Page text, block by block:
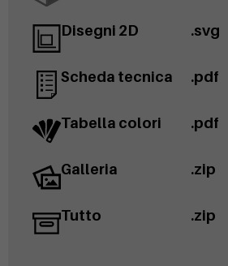
Disegni 2D .svg
Scheda tecnica .pdf
Tabella colori .pdf
Galleria .zip
Tutto .zip